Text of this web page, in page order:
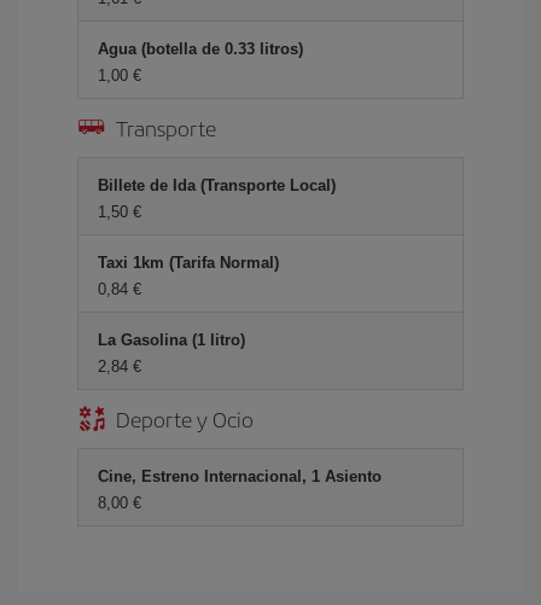
Agua (botella de 0.33 litros)
1,00 €
Transporte
Billete de Ida (Transporte Local)
1,50 €
Taxi 1km (Tarifa Normal)
0,84 €
La Gasolina (1 litro)
2,84 €
Deporte y Ocio
Cine, Estreno Internacional, 1 Asiento
8,00 €